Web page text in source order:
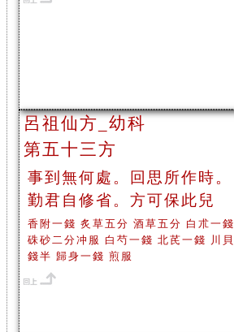
呂祖仙方_幼科
第五十三方
事到無何處。回思所作時。
勤君自修省。方可保此兒
香附一錢 炙草五分 酒草五分 白朮一錢
硃砂二分冲服 白芍一錢 北芪一錢 川貝
錢半 歸身一錢 煎服